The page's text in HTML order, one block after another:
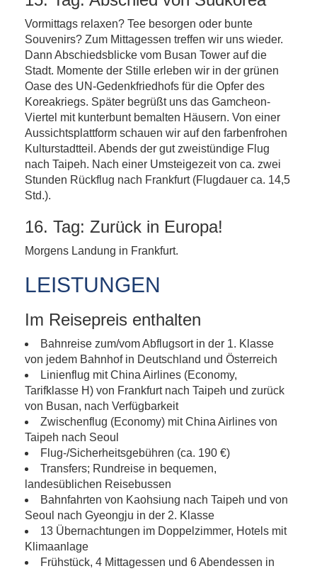
Vormittags relaxen? Tee besorgen oder bunte
Souvenirs? Zum Mittagessen treffen wir uns wieder.
Dann Abschiedsblicke vom Busan Tower auf die
Stadt. Momente der Stille erleben wir in der grünen
Oase des UN-Gedenkfriedhofs für die Opfer des
Koreakriegs. Später begrüßt uns das Gamcheon-
Viertel mit kunterbunt bemalten Häusern. Von einer
Aussichtsplattform schauen wir auf den farbenfrohen
Kulturstadtteil. Abends der gut zweistündige Flug
nach Taipeh. Nach einer Umsteigezeit von ca. zwei
Stunden Rückflug nach Frankfurt (Flugdauer ca. 14,5
Std.).
16. Tag: Zurück in Europa!
Morgens Landung in Frankfurt.
LEISTUNGEN
Im Reisepreis enthalten
Bahnreise zum/vom Abflugsort in der 1. Klasse
von jedem Bahnhof in Deutschland und Österreich
Linienflug mit China Airlines (Economy,
Tarifklasse H) von Frankfurt nach Taipeh und zurück
von Busan, nach Verfügbarkeit
Zwischenflug (Economy) mit China Airlines von
Taipeh nach Seoul
Flug-/Sicherheitsgebühren (ca. 190 €)
Transfers; Rundreise in bequemen,
landesüblichen Reisebussen
Bahnfahrten von Kaohsiung nach Taipeh und von
Seoul nach Gyeongju in der 2. Klasse
13 Übernachtungen im Doppelzimmer, Hotels mit
Klimaanlage
Frühstück, 4 Mittagessen und 6 Abendessen in